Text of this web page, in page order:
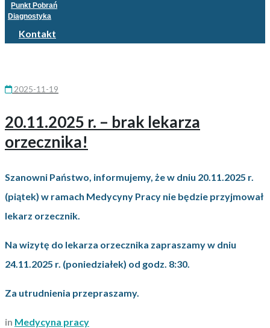
Punkt Pobrań
Diagnostyka
Kontakt
2025-11-19
20.11.2025 r. – brak lekarza
orzecznika!
Szanowni Państwo, informujemy, że w dniu 20.11.2025 r.
(piątek) w ramach Medycyny Pracy nie będzie przyjmował
lekarz orzecznik.
Na wizytę do lekarza orzecznika zapraszamy w dniu
24.11.2025 r. (poniedziałek) od godz. 8:30.
Za utrudnienia przepraszamy.
in Medycyna pracy